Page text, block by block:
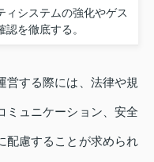
ィシステムの強化やゲス
認を徹底する。
営する際には、法律や規
ミュニケーション、安全
配慮することが求められ